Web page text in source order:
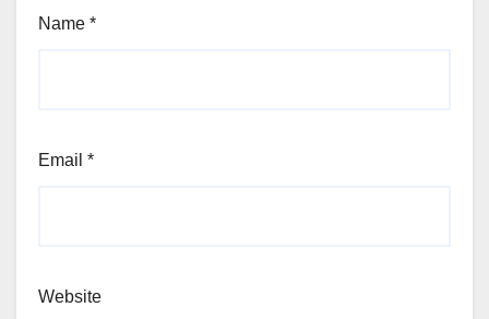
Name *
Email *
Website